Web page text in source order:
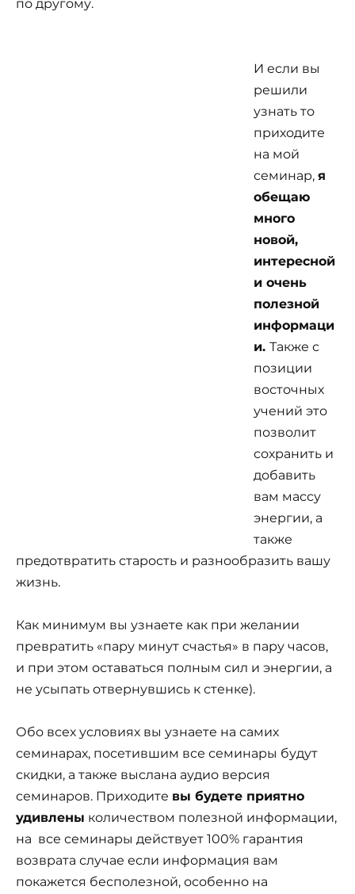
по другому.
И если вы
решили
узнать то
приходите
на мой
семинар, я
обещаю
много
новой,
интересной
и очень
полезной
информаци
и. Также с
позиции
восточных
учений это
позволит
сохранить и
добавить
вам массу
энергии, а
также
предотвратить старость и разнообразить вашу
жизнь.
Как минимум вы узнаете как при желании
превратить «пару минут счастья» в пару часов,
и при этом оставаться полным сил и энергии, а
не усыпать отвернувшись к стенке).
Обо всех условиях вы узнаете на самих
семинарах, посетившим все семинары будут
скидки, а также выслана аудио версия
семинаров. Приходите вы будете приятно
удивлены количеством полезной информации,
на все семинары действует 100% гарантия
возврата случае если информация вам
покажется бесполезной, особенно на